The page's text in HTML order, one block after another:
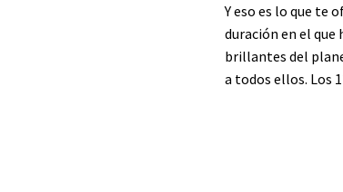
Y eso es lo que te
duración en el que
brillantes del
a todos ellos. Los